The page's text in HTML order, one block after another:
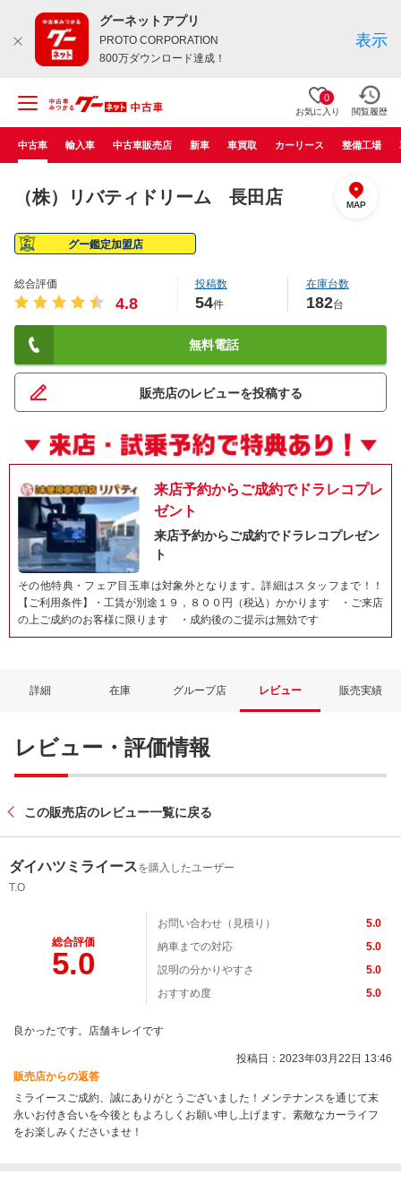
グーネットアプリ
PROTO CORPORATION
800万ダウンロード達成！
表示
0
お気に入り 閲覧履歴
中古車 輸入車 中古車販売店 新車 車買取 カーリース 整備工場
（株）リバティドリーム 長田店 MAP
グー鑑定加盟店
総合評価
4.8
投稿数
54件
在庫台数
182台
無料電話
販売店のレビューを投稿する
来店予約からご成約でドラレコプレ
ゼント
来店予約からご成約でドラレコプレゼン
ト
その他特典・フェア目玉車は対象外となります。詳細はスタッフまで！！
【ご利用条件】・工賃が別途１９，８００円（税込）かかります ・ご来店
の上ご成約のお客様に限ります ・成約後のご提示は無効です
詳細 在庫 グループ店 レビュー 販売実績
レビュー・評価情報
この販売店のレビュー一覧に戻る
ダイハツミライースを購入したユーザー
T.O
総合評価
5.0
お問い合わせ（見積り）
5.0
納車までの対応
5.0
説明の分かりやすさ
5.0
おすすめ度
5.0
良かったです。店舗キレイです
投稿日：2023年03月22日 13:46
販売店からの返答
ミライースご成約、誠にありがとうございました！メンテナンスを通じて末
永いお付き合いを今後ともよろしくお願い申し上げます。素敵なカーライフ
をお楽しみくださいませ！